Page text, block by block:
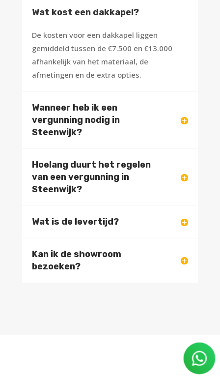
Wat kost een dakkapel?
De kosten voor een dakkapel liggen
gemiddeld tussen de €7.500 en €13.000
afhankelijk van het materiaal, de
afmetingen en de extra opties.
Wanneer heb ik een
vergunning nodig in
Steenwijk?
Hoelang duurt het regelen
van een vergunning in
Steenwijk?
Wat is de levertijd?
Kan ik de showroom
bezoeken?